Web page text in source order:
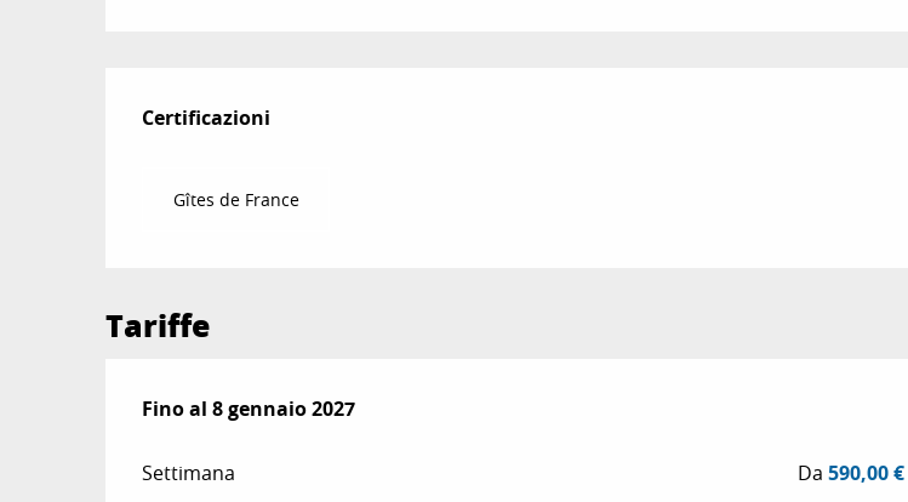
Offerte di prestazioni
Certificazioni
Certificazioni
Gîtes de France
Tariffe
Dal20 dicembre 2025al
Fino al 8 gennaio 2027
Settimana Da590,00 €